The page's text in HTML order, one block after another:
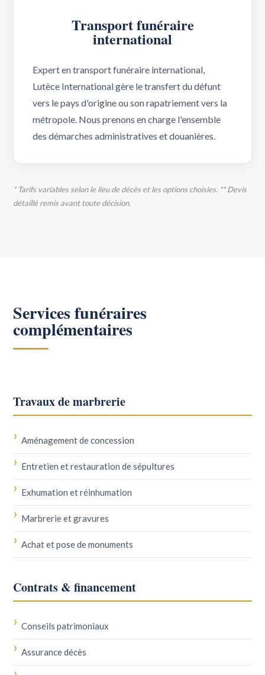
Transport funéraire
international
Expert en transport funéraire international,
Lutèce International gère le transfert du défunt
vers le pays d'origine ou son rapatriement vers la
métropole. Nous prenons en charge l'ensemble
des démarches administratives et douanières.
* Tarifs variables selon le lieu de décès et les options choisies. ** Devis
détaillé remis avant toute décision.
Services funéraires
complémentaires
Travaux de marbrerie
Aménagement de concession
Entretien et restauration de sépultures
Exhumation et réinhumation
Marbrerie et gravures
Achat et pose de monuments
Contrats & financement
Conseils patrimoniaux
Assurance décès